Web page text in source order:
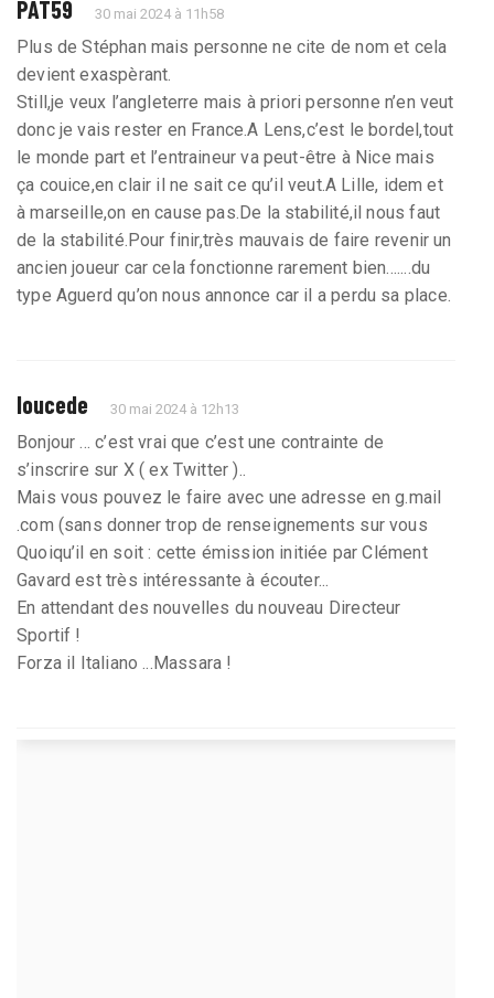
PAT59 30 mai 2024 à 11h58
Plus de Stéphan mais personne ne cite de nom et cela
devient exaspèrant.
Still,je veux l’angleterre mais à priori personne n’en veut
donc je vais rester en France.A Lens,c’est le bordel,tout
le monde part et l’entraineur va peut-être à Nice mais
ça couice,en clair il ne sait ce qu’il veut.A Lille, idem et
à marseille,on en cause pas.De la stabilité,il nous faut
de la stabilité.Pour finir,très mauvais de faire revenir un
ancien joueur car cela fonctionne rarement bien.......du
type Aguerd qu’on nous annonce car il a perdu sa place.
loucede 30 mai 2024 à 12h13
Bonjour ... c’est vrai que c’est une contrainte de
s’inscrire sur X ( ex Twitter )..
Mais vous pouvez le faire avec une adresse en g.mail
.com (sans donner trop de renseignements sur vous
Quoiqu’il en soit : cette émission initiée par Clément
Gavard est très intéressante à écouter...
En attendant des nouvelles du nouveau Directeur
Sportif !
Forza il Italiano ...Massara !